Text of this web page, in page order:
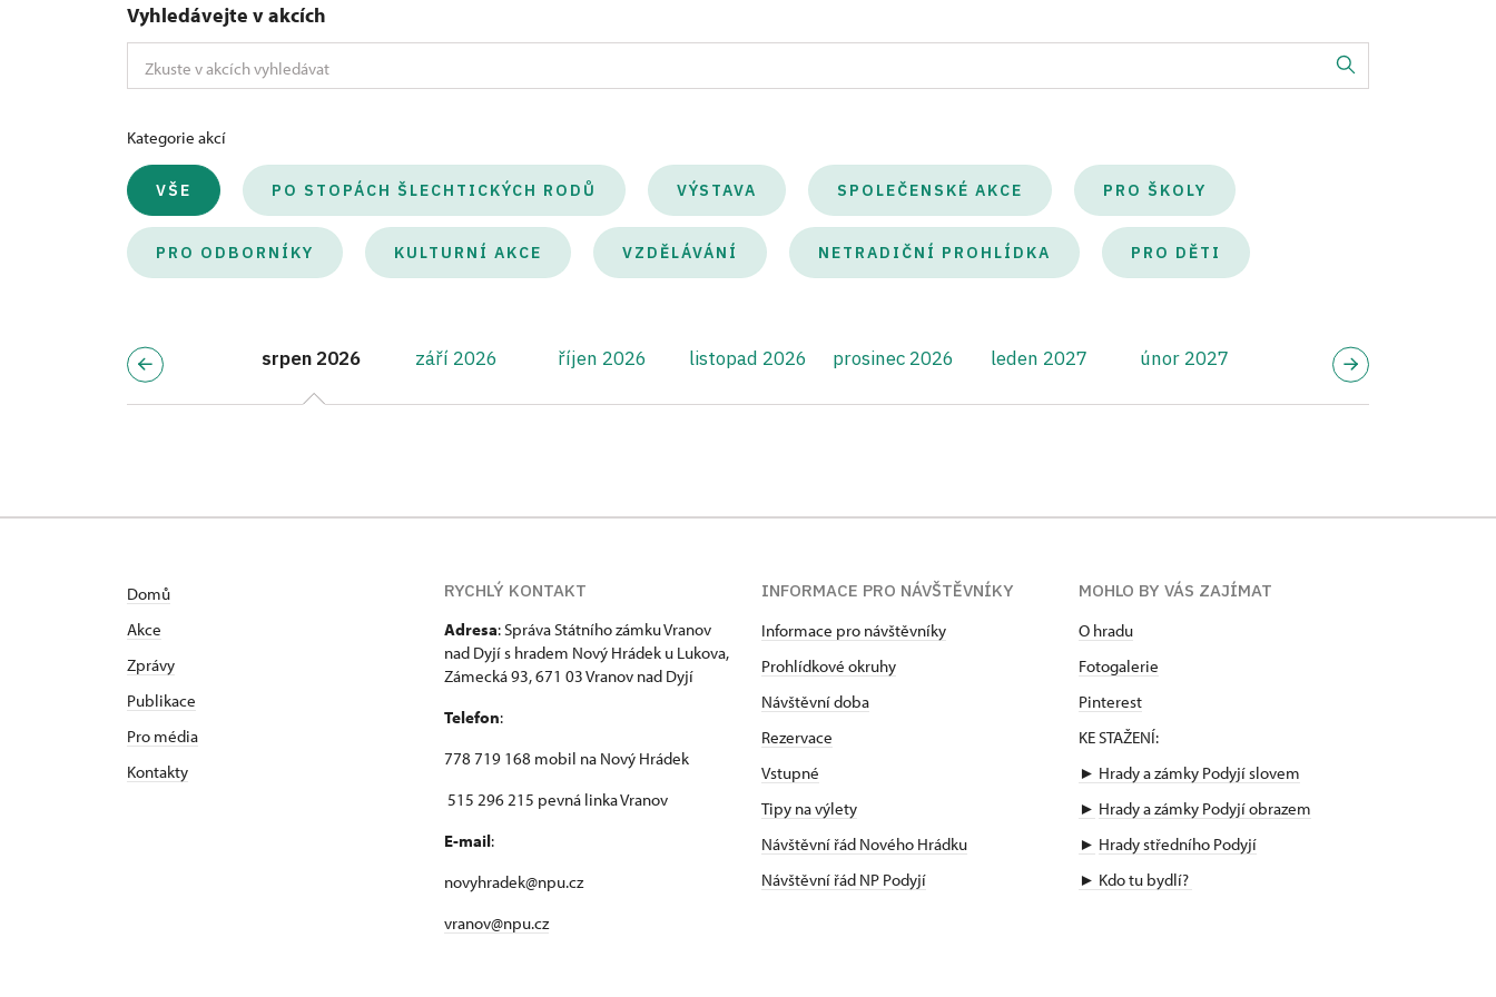
Vyhledávejte v akcích
Kategorie akcí
VŠE PO STOPÁCH ŠLECHTICKÝCH RODŮ VÝSTAVA SPOLEČENSKÉ AKCE PRO ŠKOLY
PRO ODBORNÍKY KULTURNÍ AKCE VZDĚLÁVÁNÍ NETRADIČNÍ PROHLÍDKA PRO DĚTI
srpen 2026 září 2026 říjen 2026 listopad 2026 prosinec 2026 leden 2027 únor 2027
Domů
Akce
Zprávy
Publikace
Pro média
Kontakty
RYCHLÝ KONTAKT
Adresa: Správa Státního zámku Vranov
nad Dyjí s hradem Nový Hrádek u Lukova,
Zámecká 93, 671 03 Vranov nad Dyjí
Telefon:
778 719 168 mobil na Nový Hrádek
515 296 215 pevná linka Vranov
E-mail:
novyhradek@npu.cz
vranov@npu.cz
INFORMACE PRO NÁVŠTĚVNÍKY
Informace pro návštěvníky
Prohlídkové okruhy
Návštěvní doba
Rezervace
Vstupné
Tipy na výlety
Návštěvní řád Nového Hrádku
Návštěvní řád NP Podyjí
MOHLO BY VÁS ZAJÍMAT
O hradu
Fotogalerie
Pinterest
KE STAŽENÍ:
► Hrady a zámky Podyjí slovem
► Hrady a zámky Podyjí obrazem
► Hrady středního Podyjí
► Kdo tu bydlí?